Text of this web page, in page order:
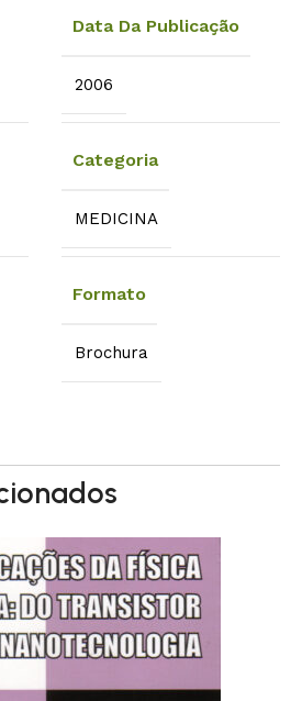
Data Da Publicação
2006
Categoria
MEDICINA
Formato
Brochura